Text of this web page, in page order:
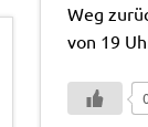
Weg
von 19